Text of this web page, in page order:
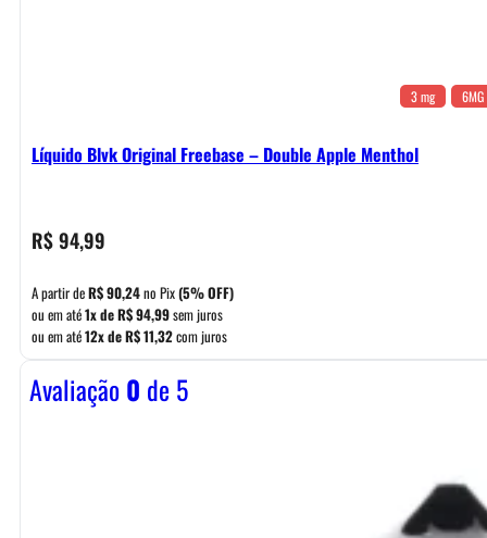
3 mg 6MG
Líquido Blvk Original Freebase – Double Apple Menthol
R$94,99
A partir deR$90,24no Pix(5% OFF)
ou em até1x deR$94,99sem juros
ou em até12x deR$11,32com juros
Avaliação0 de 5